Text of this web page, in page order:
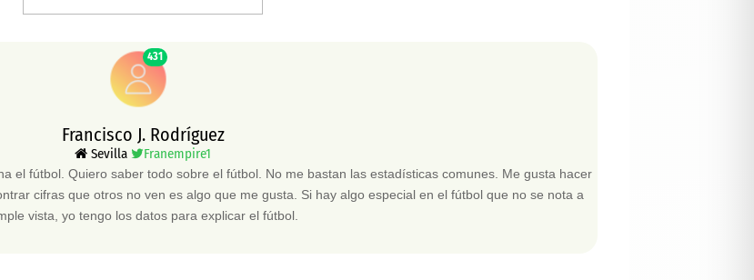
431
Francisco J. Rodríguez
Sevilla Franempire1
el fútbol. Quiero saber todo sobre el fútbol. No me bastan las estadísticas comunes. Me gusta hacer
cifras que otros no ven es algo que me gusta. Si hay algo especial en el fútbol que no se nota a
vista, yo tengo los datos para explicar el fútbol.